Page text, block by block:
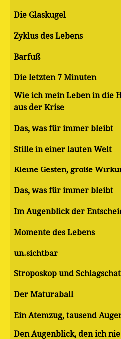
Die Glaskugel
Zyklus des Lebens
Barfuß
Die letzten 7 Minuten
Wie ich mein Leben in die
aus der Krise
Das, was für immer bleibt
Stille in einer lauten Welt
Kleine Gesten, große
Das, was für immer bleibt
Im Augenblick der
Momente des Lebens
un.sichtbar
Stroposkop und
Der Maturaball
Ein Atemzug, tausend
Den Augenblick, den ich